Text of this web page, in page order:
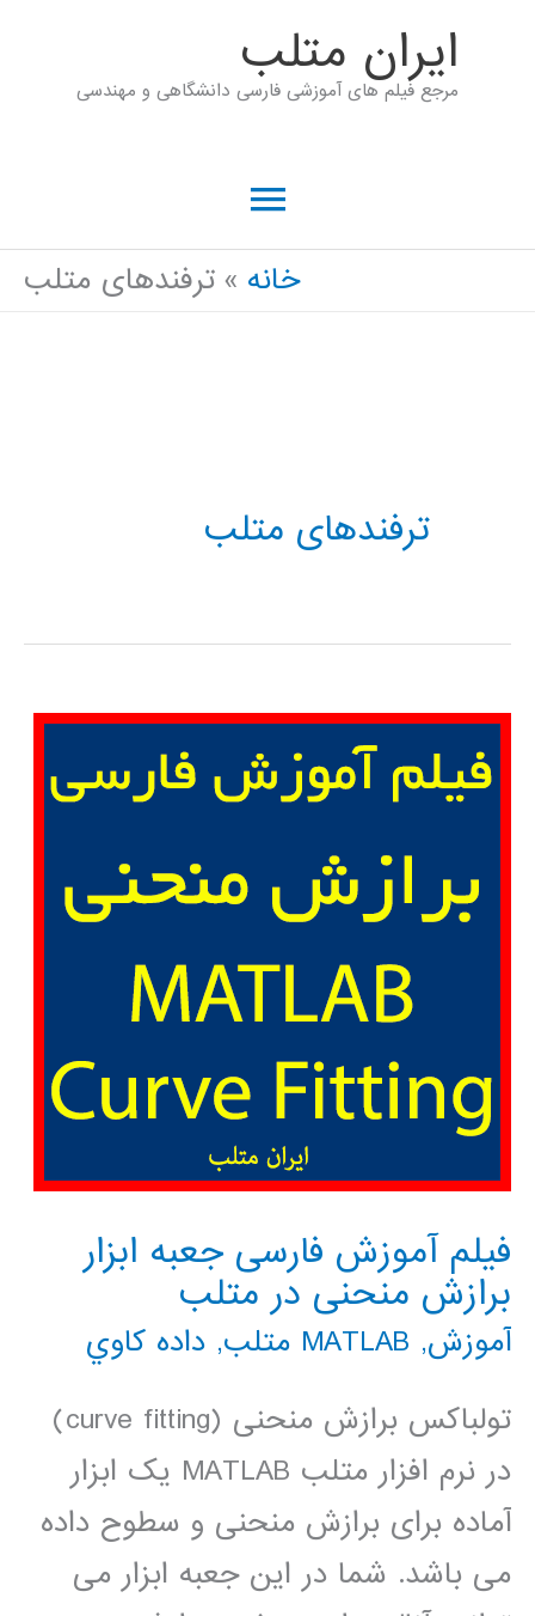
ايران متلب
مرجع فیلم های آموزشی فارسی دانشگاهی و مهندسی
فهرست
اصلی
خانه ترفندهای متلب
ترفندهای متلب
فیلم آموزش فارسی جعبه ابزار
برازش منحنی در متلب
آموزش, MATLAB متلب , داده كاوي
تولباکس برازش منحنی (curve fitting)
در نرم افزار متلب MATLAB یک ابزار
آماده برای برازش منحنی و سطوح داده
می باشد. شما در این جعبه ابزار می